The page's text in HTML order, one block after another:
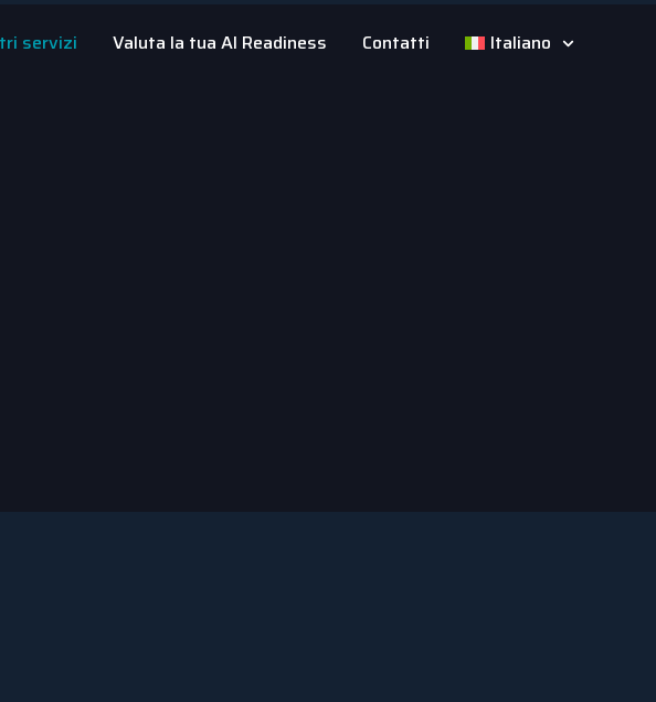
servizi Valuta la tua AI Readiness Contatti Italiano